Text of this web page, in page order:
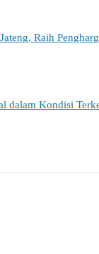
Raih
dalam Kondisi